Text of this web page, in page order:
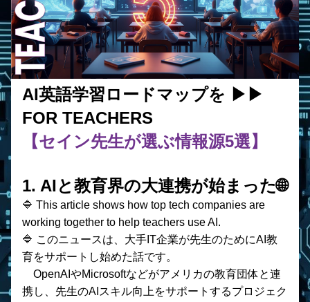
AI英語学習ロードマップを ▶︎▶︎
FOR TEACHERS
【セイン先生が選ぶ情報源5選】
1. AIと教育界の大連携が始まった🌐
🔷 This article shows how top tech companies are
working together to help teachers use AI.
🔷 このニュースは、大手IT企業が先生のためにAI教
育をサポートし始めた話です。
OpenAIやMicrosoftなどがアメリカの教育団体と連
携し、先生のAIスキル向上をサポートするプロジェク